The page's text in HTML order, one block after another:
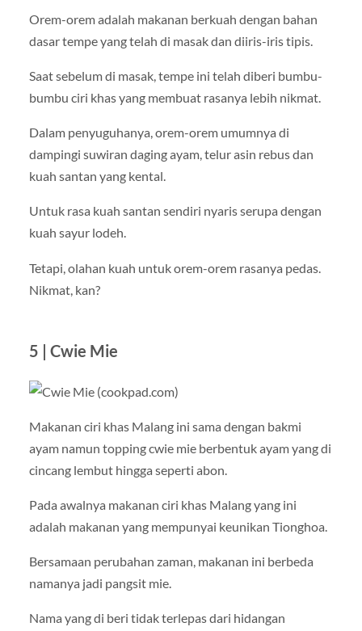
Orem-orem adalah makanan berkuah dengan bahan
dasar tempe yang telah di masak dan diiris-iris tipis.
Saat sebelum di masak, tempe ini telah diberi bumbu-
bumbu ciri khas yang membuat rasanya lebih nikmat.
Dalam penyuguhanya, orem-orem umumnya di
dampingi suwiran daging ayam, telur asin rebus dan
kuah santan yang kental.
Untuk rasa kuah santan sendiri nyaris serupa dengan
kuah sayur lodeh.
Tetapi, olahan kuah untuk orem-orem rasanya pedas.
Nikmat, kan?
5 | Cwie Mie
Makanan ciri khas Malang ini sama dengan bakmi
ayam namun topping cwie mie berbentuk ayam yang di
cincang lembut hingga seperti abon.
Pada awalnya makanan ciri khas Malang yang ini
adalah makanan yang mempunyai keunikan Tionghoa.
Bersamaan perubahan zaman, makanan ini berbeda
namanya jadi pangsit mie.
Nama yang di beri tidak terlepas dari hidangan